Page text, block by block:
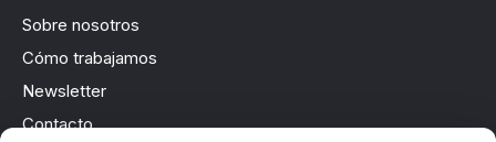
Sobre nosotros
Cómo trabajamos
Newsletter
Contacto